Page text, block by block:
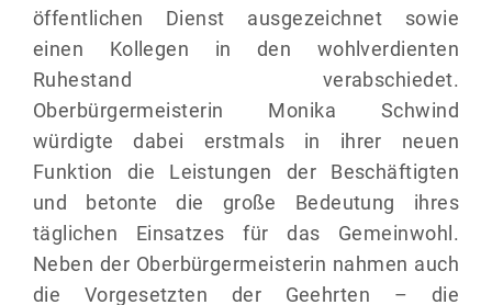
öffentlichen Dienst ausgezeichnet sowie
einen Kollegen in den wohlverdienten
Ruhestand verabschiedet.
Oberbürgermeisterin Monika Schwind
würdigte dabei erstmals in ihrer neuen
Funktion die Leistungen der Beschäftigten
und betonte die große Bedeutung ihres
täglichen Einsatzes für das Gemeinwohl.
Neben der Oberbürgermeisterin nahmen auch
die Vorgesetzten der Geehrten – die